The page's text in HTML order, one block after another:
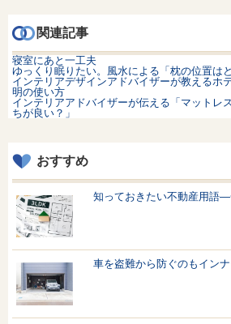
関連記事
寝室にあと一工夫
ゆっくり眠りたい。風水による「枕の位置は
インテリアデザインアドバイザーが教えるホ
明の使い方
インテリアアドバイザーが伝える「マットレ
ちが良い？」
おすすめ
知っておきたい不動産用語
車を盗難から防ぐのもイン